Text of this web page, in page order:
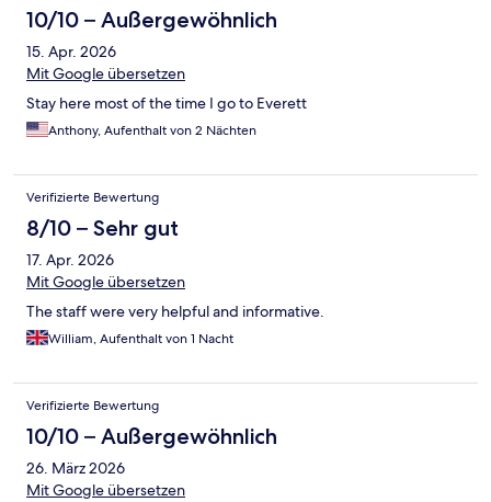
10/10 – Außergewöhnlich
15. Apr. 2026
Mit Google übersetzen
Stay here most of the time I go to Everett
Anthony, Aufenthalt von 2 Nächten
Verifizierte Bewertung
8/10 – Sehr gut
17. Apr. 2026
Mit Google übersetzen
The staff were very helpful and informative.
William, Aufenthalt von 1 Nacht
Verifizierte Bewertung
10/10 – Außergewöhnlich
26. März 2026
Mit Google übersetzen